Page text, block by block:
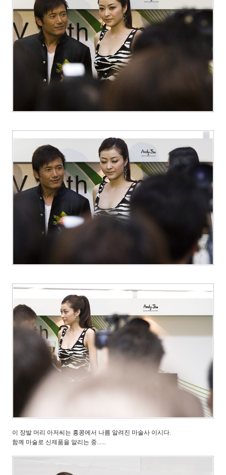
이 장발 머리 아저씨는 홍콩에서 나름 알려진 마술사 이시다.
함께 마술로 신제품을 알리는 중......